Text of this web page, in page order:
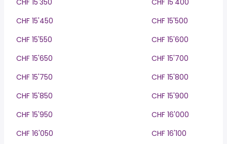
CHF 15'350
CHF 15'400
CHF 15'450
CHF 15'500
CHF 15'550
CHF 15'600
CHF 15'650
CHF 15'700
CHF 15'750
CHF 15'800
CHF 15'850
CHF 15'900
CHF 15'950
CHF 16'000
CHF 16'050
CHF 16'100